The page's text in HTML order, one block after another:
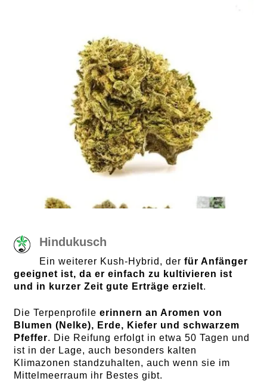
Hindukusch
Ein weiterer Kush-Hybrid, der für Anfänger
geeignet ist, da er einfach zu kultivieren ist
und in kurzer Zeit gute Erträge erzielt.
Die Terpenprofile erinnern an Aromen von
Blumen (Nelke), Erde, Kiefer und schwarzem
Pfeffer. Die Reifung erfolgt in etwa 50 Tagen und
ist in der Lage, auch besonders kalten
Klimazonen standzuhalten, auch wenn sie im
Mittelmeerraum ihr Bestes gibt.